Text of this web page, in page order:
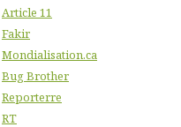
Article 11
Fakir
Mondialisation.ca
Bug Brother
Reporterre
RT